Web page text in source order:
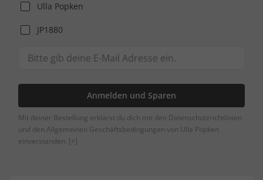
Ulla Popken
JP1880
Anmelden und Sparen
Mit deiner Bestellung erklärst du dich mit den Datenschutzrichtlinien
und den Allgemeinen Geschäftsbedingungen von Ulla Popken
einverstanden. [+]